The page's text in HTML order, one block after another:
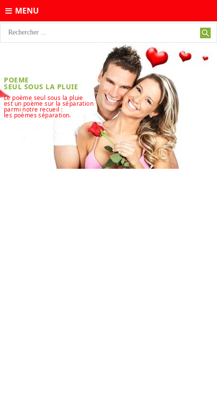
MENU
POEME
SEUL SOUS LA PLUIE
Le poème seul sous la pluie
est un poème sur la séparation
parmi notre recueil :
les poèmes séparation.